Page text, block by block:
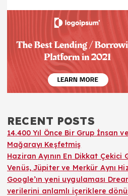
RECENT POSTS
14.400 Yıl Önce Bir Grup İnsan
Mağarayı Keşfetmiş
Haziran Ayının En Dikkat Çekici
Venüs, Jüpiter ve Merkür Aynı
Google’ın yeni uygulaması
verilerini anlamlı içeriklere